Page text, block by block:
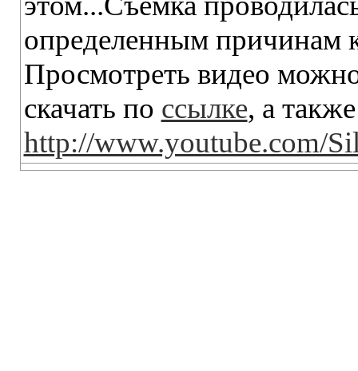
определенным причинам
Просмотреть видео
скачать по ссылке, а
http://www.youtube.com/